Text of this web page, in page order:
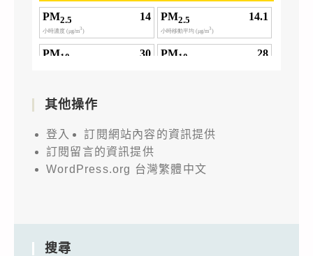
其他操作
登入
訂閱網站內容的資訊提供
訂閱留言的資訊提供
WordPress.org 台灣繁體中文
搜尋